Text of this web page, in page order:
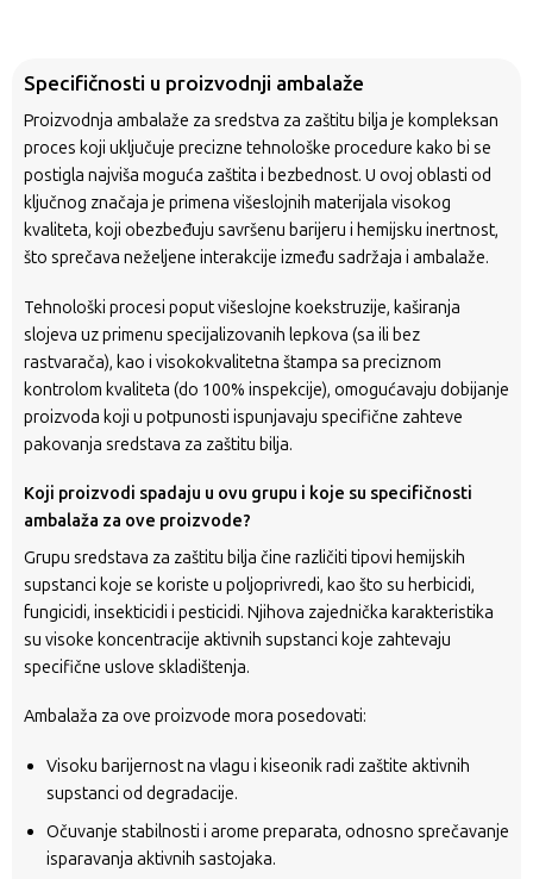
Specifičnosti u proizvodnji ambalaže
Proizvodnja ambalaže za sredstva za zaštitu bilja je kompleksan
proces koji uključuje precizne tehnološke procedure kako bi se
postigla najviša moguća zaštita i bezbednost. U ovoj oblasti od
ključnog značaja je primena višeslojnih materijala visokog
kvaliteta, koji obezbeđuju savršenu barijeru i hemijsku inertnost,
što sprečava neželjene interakcije između sadržaja i ambalaže.
Tehnološki procesi poput višeslojne koekstruzije, kaširanja
slojeva uz primenu specijalizovanih lepkova (sa ili bez
rastvarača), kao i visokokvalitetna štampa sa preciznom
kontrolom kvaliteta (do 100% inspekcije), omogućavaju dobijanje
proizvoda koji u potpunosti ispunjavaju specifične zahteve
pakovanja sredstava za zaštitu bilja.
Koji proizvodi spadaju u ovu grupu i koje su specifičnosti
ambalaža za ove proizvode?
Grupu sredstava za zaštitu bilja čine različiti tipovi hemijskih
supstanci koje se koriste u poljoprivredi, kao što su herbicidi,
fungicidi, insekticidi i pesticidi. Njihova zajednička karakteristika
su visoke koncentracije aktivnih supstanci koje zahtevaju
specifične uslove skladištenja.
Ambalaža za ove proizvode mora posedovati:
Visoku barijernost na vlagu i kiseonik radi zaštite aktivnih
supstanci od degradacije.
Očuvanje stabilnosti i arome preparata, odnosno sprečavanje
isparavanja aktivnih sastojaka.